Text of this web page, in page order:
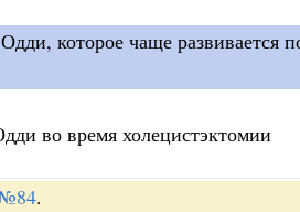
которое чаще развивается
во время холецистэктомии
.